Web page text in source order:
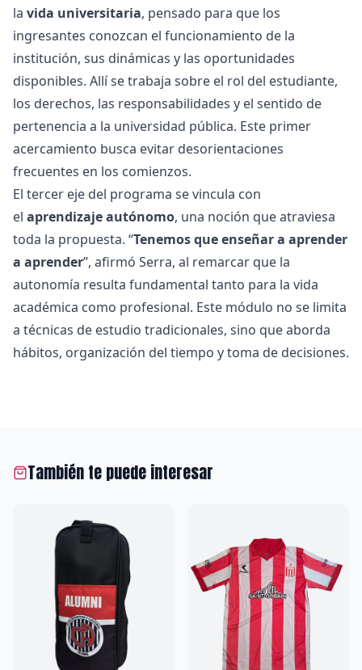
la vida universitaria, pensado para que los
ingresantes conozcan el funcionamiento de la
institución, sus dinámicas y las oportunidades
disponibles. Allí se trabaja sobre el rol del estudiante,
los derechos, las responsabilidades y el sentido de
pertenencia a la universidad pública. Este primer
acercamiento busca evitar desorientaciones
frecuentes en los comienzos.
El tercer eje del programa se vincula con
el aprendizaje autónomo, una noción que atraviesa
toda la propuesta. “Tenemos que enseñar a aprender
a aprender”, afirmó Serra, al remarcar que la
autonomía resulta fundamental tanto para la vida
académica como profesional. Este módulo no se limita
a técnicas de estudio tradicionales, sino que aborda
hábitos, organización del tiempo y toma de decisiones.
También te puede interesar